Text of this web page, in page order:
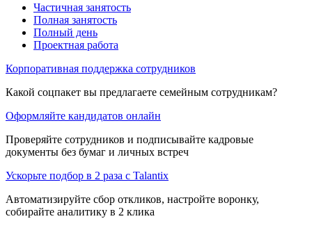
Частичная занятость
Полная занятость
Полный день
Проектная работа
Корпоративная поддержка сотрудников
Какой соцпакет вы предлагаете семейным сотрудникам?
Оформляйте кандидатов онлайн
Проверяйте сотрудников и подписывайте кадровые
документы без бумаг и личных встреч
Ускорьте подбор в 2 раза с Talantix
Автоматизируйте сбор откликов, настройте воронку,
собирайте аналитику в 2 клика